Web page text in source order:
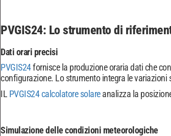
PVGIS24: Lo strumento di
Dati orari precisi
PVGIS24fornisce la produzione oraria dati che
configurazione. Lo strumento integra le
IL PVGIS24 calcolatore solareanalizza la
Simulazione delle condizioni meteorologiche